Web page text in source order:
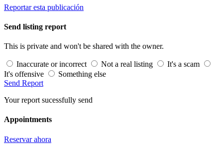
Reportar esta publicación
Send listing report
This is private and won't be shared with the owner.
Inaccurate or incorrect Not a real listing
It's a scam
It's offensive
Something else
Send Report
Your report sucessfully send
Appointments
Reservar ahora